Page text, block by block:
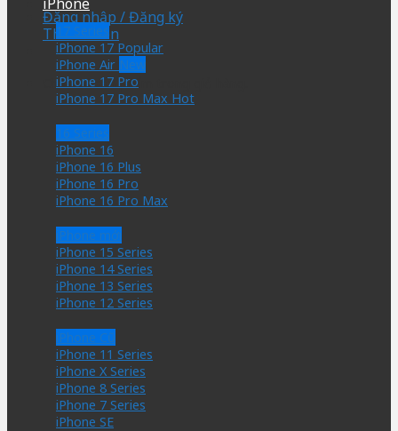
phẩm
Đăng nhập / Đăng ký
Thành viên
Chưa có sản phẩm trong giỏ hàng.
17 Series
iPhone 17
iPhone Air
iPhone 17 Pro
iPhone 17 Pro Max
16 Series
iPhone 16
iPhone 16 Plus
iPhone 16 Pro
iPhone 16 Pro Max
iPhone mới
iPhone 15 Series
iPhone 14 Series
iPhone 13 Series
iPhone 12 Series
iPhone Cũ
iPhone 11 Series
iPhone X Series
iPhone 8 Series
iPhone 7 Series
iPhone SE